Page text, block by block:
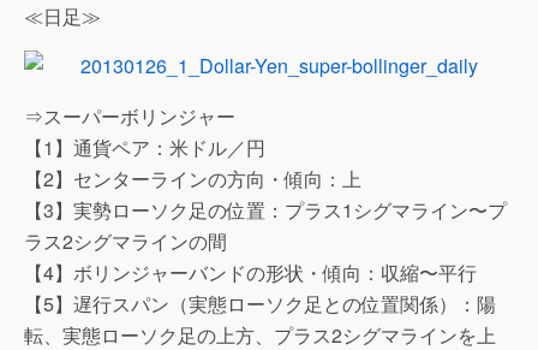
≪日足≫
⇒スーパーボリンジャー
【1】通貨ペア：米ドル／円
【2】センターラインの方向・傾向：上
【3】実勢ローソク足の位置：プラス1シグマライン〜プ
ラス2シグマラインの間
【4】ボリンジャーバンドの形状・傾向：収縮〜平行
【5】遅行スパン（実態ローソク足との位置関係）：陽
転、実態ローソク足の上方、プラス2シグマラインを上